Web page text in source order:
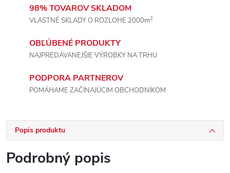
98% TOVAROV SKLADOM
VLASTNÉ SKLADY O ROZLOHE 2000m2
OBĽÚBENÉ PRODUKTY
NAJPREDÁVANEJŠIE VÝROBKY NA TRHU
PODPORA PARTNEROV
POMÁHAME ZAČÍNAJÚCIM OBCHODNÍKOM
Popis produktu
Podrobný popis